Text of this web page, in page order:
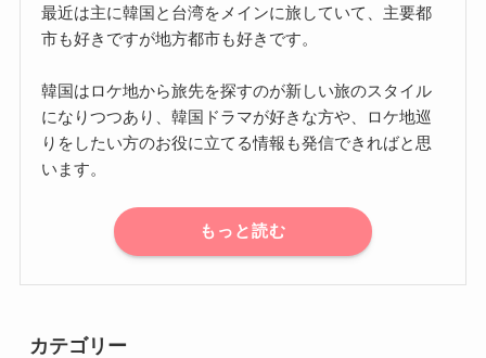
最近は主に韓国と台湾をメインに旅していて、主要都
市も好きですが地方都市も好きです。
韓国はロケ地から旅先を探すのが新しい旅のスタイル
になりつつあり、韓国ドラマが好きな方や、ロケ地巡
りをしたい方のお役に立てる情報も発信できればと思
います。
もっと読む
カテゴリー